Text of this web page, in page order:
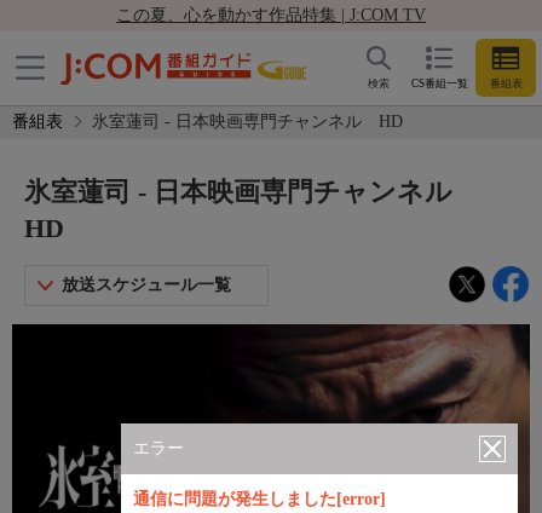
この夏、心を動かす作品特集 | J:COM TV
CS番組一覧 番組表
検索
番組表 氷室蓮司 - 日本映画専門チャンネル HD
エラー
通信に問題が発生しました[error]
氷室蓮司 - 日本映画専門チャンネル
HD
放送スケジュール一覧